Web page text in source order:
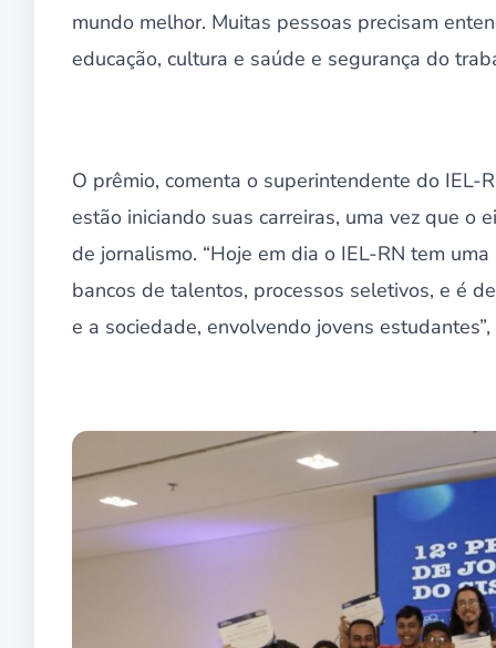
mundo melhor. Muitas pessoas precisam
educação, cultura e saúde e segurança do
O prêmio, comenta o superintendente do IEL-
estão iniciando suas carreiras, uma vez que o
de jornalismo. “Hoje em dia o IEL-RN tem
bancos de talentos, processos seletivos, e é
e a sociedade, envolvendo jovens estudantes”,